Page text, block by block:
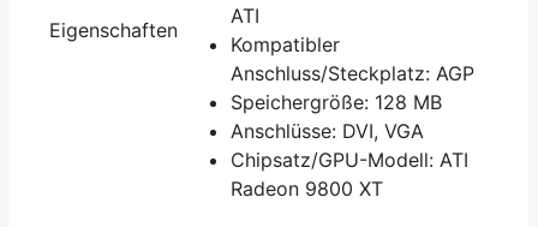
Eigenschaften
ATI
Kompatibler
Anschluss/Steckplatz: AGP
Speichergröße: 128 MB
Anschlüsse: DVI, VGA
Chipsatz/GPU-Modell: ATI
Radeon 9800 XT